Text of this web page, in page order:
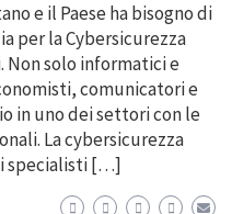
e il Paese ha bisogno di
per la Cybersicurezza
Non solo informatici e
comunicatori e
in uno dei settori con le
La cybersicurezza
specialisti […]